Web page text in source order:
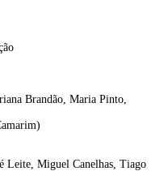
Brandão, Maria Pinto,
Leite, Miguel Canelhas, Tiago